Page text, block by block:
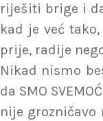
riješiti brige i
kad je već
prije, radije
Nikad nismo
da SMO
nije grozničavo